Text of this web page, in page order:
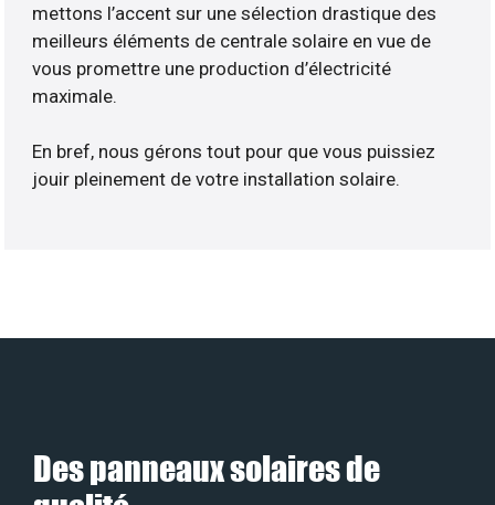
mettons l’accent sur une sélection drastique des
meilleurs éléments de centrale solaire en vue de
vous promettre une production d’électricité
maximale.
En bref, nous gérons tout pour que vous puissiez
jouir pleinement de votre installation solaire.
Des panneaux solaires de